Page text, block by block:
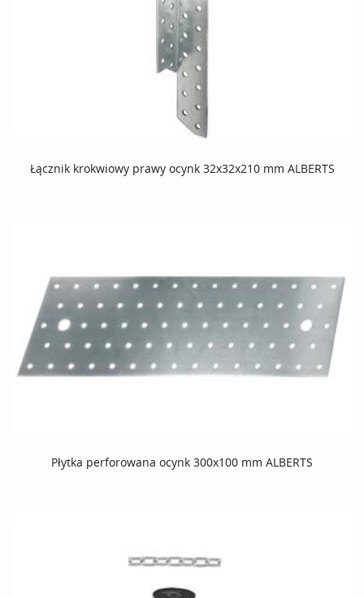
Łącznik krokwiowy prawy ocynk 32x32x210 mm ALBERTS
Płytka perforowana ocynk 300x100 mm ALBERTS